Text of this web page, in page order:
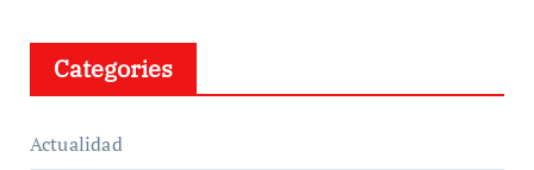
Categories
Actualidad